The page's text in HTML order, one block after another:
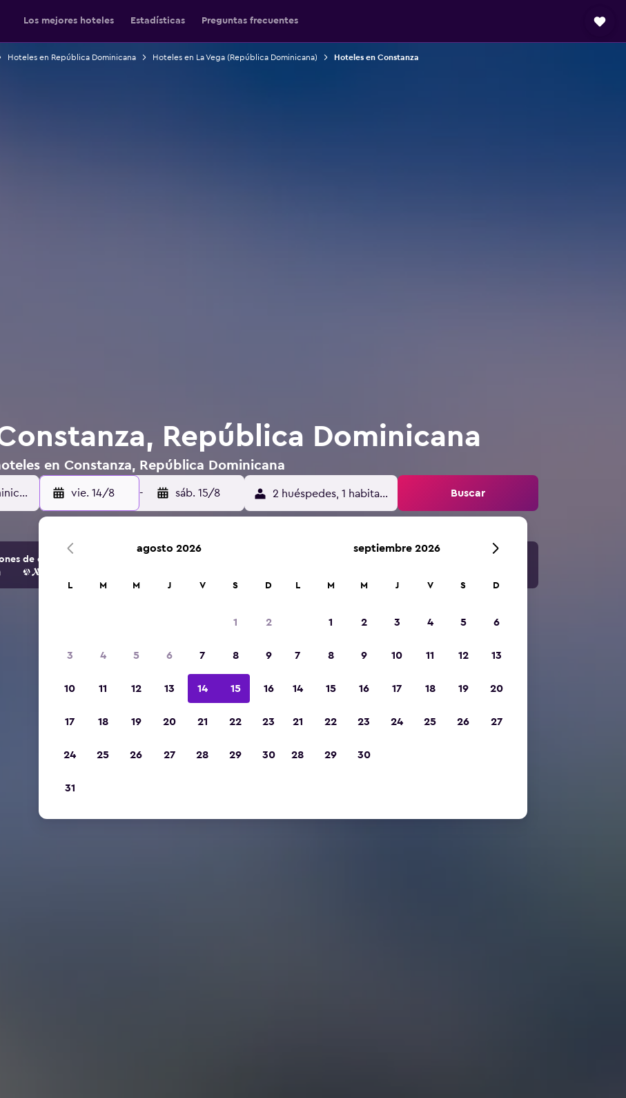
Los mejores hoteles Estadísticas Preguntas frecuentes
Hoteles en República Dominicana Hoteles en La Vega (República Dominicana) Hoteles en Constanza
República Dominicana
en Constanza, República Dominicana
vie. 14/8 - sáb. 15/8 2 huéspedes, 1 habitación Buscar
de opciones de hoteles y alojamientos.
agosto 2026
L M M J V S D
1 2
3 4 5 6 7 8 9
10 11 12 13 14 15 16
17 18 19 20 21 22 23
24 25 26 27 28 29 30
31
septiembre 2026
L M M J V S D
1 2 3 4 5 6
7 8 9 10 11 12 13
14 15 16 17 18 19 20
21 22 23 24 25 26 27
28 29 30